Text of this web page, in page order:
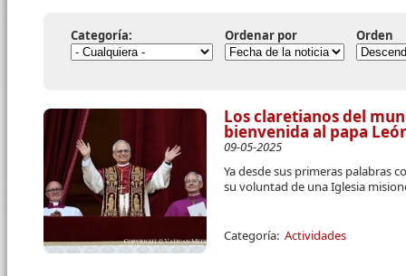
Categoría: Ordenar por Orden
Los claretianos del
bienvenida al papa
09-05-2025
Ya desde sus primeras palabras
su voluntad de una Iglesia
Categoría: Actividades